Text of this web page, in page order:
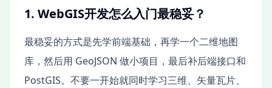
1. WebGIS开发怎么入门最稳妥？
最稳妥的方式是先学前端基础，再学一个二维地图
库，然后用 GeoJSON 做小项目，最后补后端接口和
PostGIS。不要一开始就同时学习三维、矢量瓦片、